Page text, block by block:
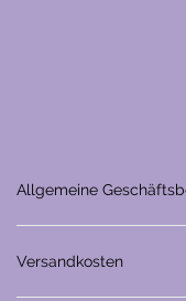
Allgemeine
Versandkosten